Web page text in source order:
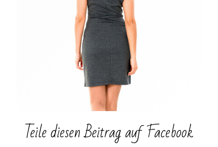
Teile diesen Beitrag auf Facebook